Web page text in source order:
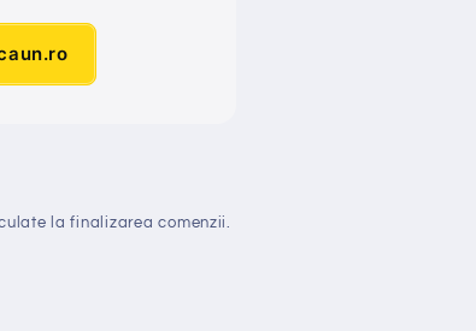
la finalizarea comenzii.